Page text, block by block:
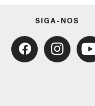
SIGA-NOS